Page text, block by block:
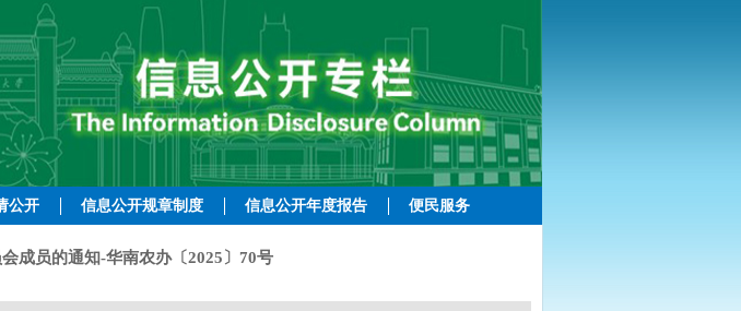
公开 信息公开规章制度 信息公开年度报告 便民服务
成员的通知-华南农办〔2025〕70号